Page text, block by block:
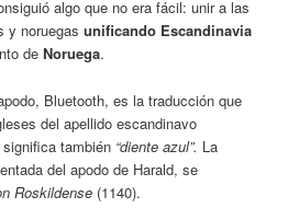
algo que no era fácil: unir a las
y noruegasunificando Escandinavia
deNoruega.
Bluetooth, es la traducción que
del apellido escandinavo
también “diente azul”. La
del apodo de Harald, se
Roskildense (1140).